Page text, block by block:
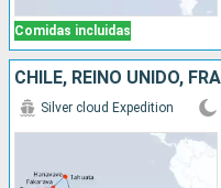
Comidas incluidas
CHILE, REINO UNIDO,
Silver cloud Expedition